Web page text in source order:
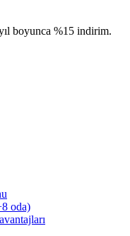
boyunca %15 indirim.
oda)